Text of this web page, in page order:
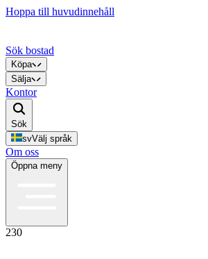
Hoppa till huvudinnehåll
Sök bostad
Köpa
Sälja
Kontor
Sök
svVälj språk
Om oss
Öppna meny
230